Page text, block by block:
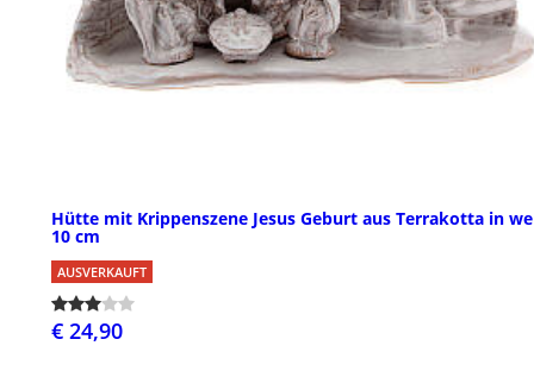
Hütte mit Krippenszene Jesus Geburt aus Terrakotta in
10 cm
AUSVERKAUFT
€ 24,90